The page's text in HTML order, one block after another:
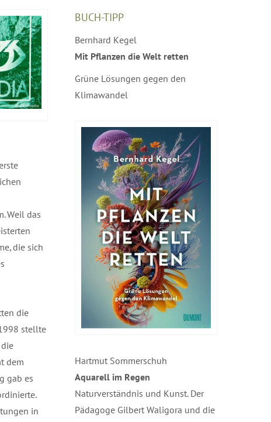
Weil das
die sich
die
stellte
dem
gab es
in
BUCH-TIPP
Bernhard Kegel
Mit Pflanzen die Welt retten
Grüne Lösungen gegen den
Klimawandel
Hartmut Sommerschuh
Aquarell im Regen
Naturverständnis und Kunst. Der
Pädagoge Gilbert Waligora und die